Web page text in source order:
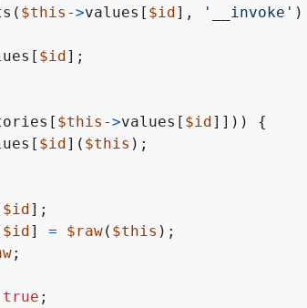
( $this ->values [ $id], '__invoke' )
[ $id];
[ $this ->values [ $id]]))
{
[ $id]( $this );
$id];
$id] = $raw( $this );
;
true ;